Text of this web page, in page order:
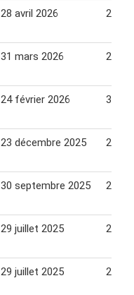
28 avril 2026 25
31 mars 2026 27
24 février 2026 30
23 décembre 2025 26
30 septembre 2025 27
29 juillet 2025 25
29 juillet 2025 25